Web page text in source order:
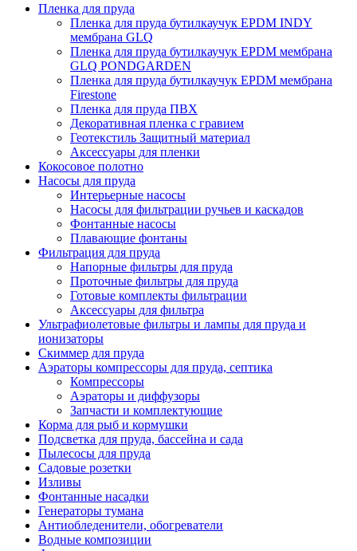
Пленка для пруда
Пленка для пруда бутилкаучук EPDM INDY
мембрана GLQ
Пленка для пруда бутилкаучук EPDM мембрана
GLQ PONDGARDEN
Пленка для пруда бутилкаучук EPDM мембрана
Firestone
Пленка для пруда ПВХ
Декоративная пленка с гравием
Геотекстиль Защитный материал
Аксессуары для пленки
Кокосовое полотно
Насосы для пруда
Интерьерные насосы
Насосы для фильтрации ручьев и каскадов
Фонтанные насосы
Плавающие фонтаны
Фильтрация для пруда
Напорные фильтры для пруда
Проточные фильтры для пруда
Готовые комплекты фильтрации
Аксессуары для фильтра
Ультрафиолетовые фильтры и лампы для пруда и
ионизаторы
Скиммер для пруда
Аэраторы компрессоры для пруда, септика
Компрессоры
Аэраторы и диффузоры
Запчасти и комплектующие
Корма для рыб и кормушки
Подсветка для пруда, бассейна и сада
Пылесосы для пруда
Садовые розетки
Изливы
Фонтанные насадки
Генераторы тумана
Антиобледенители, обогреватели
Водные композиции